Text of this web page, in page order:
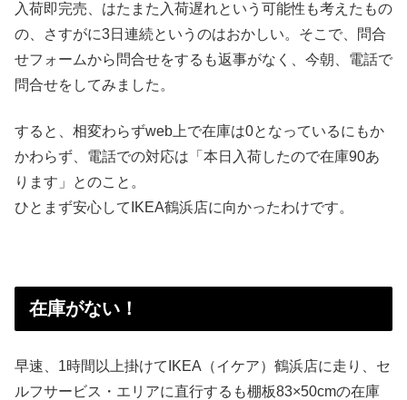
入荷即完売、はたまた入荷遅れという可能性も考えたもの
の、さすがに3日連続というのはおかしい。そこで、問合
せフォームから問合せをするも返事がなく、今朝、電話で
問合せをしてみました。
すると、相変わらずweb上で在庫は0となっているにもか
かわらず、電話での対応は「本日入荷したので在庫90あ
ります」とのこと。
ひとまず安心してIKEA鶴浜店に向かったわけです。
在庫がない！
早速、1時間以上掛けてIKEA（イケア）鶴浜店に走り、セ
ルフサービス・エリアに直行するも棚板83×50cmの在庫